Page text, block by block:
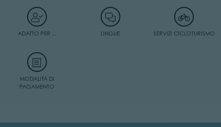
ADATTO PER ... LINGUE SERVIZI CICLOTURISMO
MODALITÀ DI
PAGAMENTO